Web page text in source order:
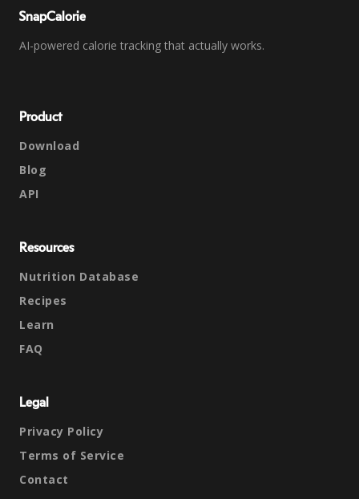
SnapCalorie
AI-powered calorie tracking that actually works.
Product
Download
Blog
API
Resources
Nutrition Database
Recipes
Learn
FAQ
Legal
Privacy Policy
Terms of Service
Contact